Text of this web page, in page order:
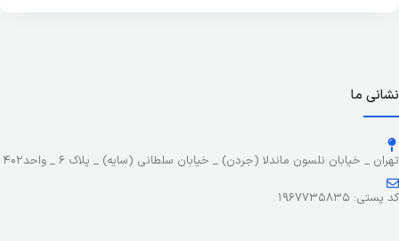
نشانی ما
تهران _ خیابان نلسون ماندلا (جردن) _ خیابان سلطانی (سایه) _ پلاک ۶ _ واحد۴۰۲
کد پستی: ۱۹۶۷۷۳۵۸۳۵